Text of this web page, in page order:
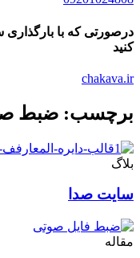
درصورتی که با
کنید
chakava.ir
برچسب: ضبط
بلاگ
سایت صدا
مقاله